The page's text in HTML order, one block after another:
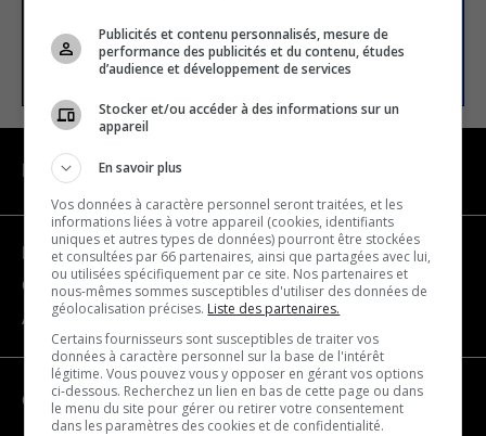
SUBSCRIBE
NAVIGATION
Become a partner
Contact us
About us
CATEGORIES
Publicités et contenu personnalisés, mesure de
performance des publicités et du contenu, études
d’audience et développement de services
Stocker et/ou accéder à des informations sur un
appareil
En savoir plus
Vos données à caractère personnel seront traitées, et les
informations liées à votre appareil (cookies, identifiants
uniques et autres types de données) pourront être stockées
et consultées par 66 partenaires, ainsi que partagées avec lui,
ou utilisées spécifiquement par ce site. Nos partenaires et
nous-mêmes sommes susceptibles d'utiliser des données de
géolocalisation précises. Liste des partenaires.
Certains fournisseurs sont susceptibles de traiter vos
données à caractère personnel sur la base de l'intérêt
légitime. Vous pouvez vous y opposer en gérant vos options
ci-dessous. Recherchez un lien en bas de cette page ou dans
le menu du site pour gérer ou retirer votre consentement
dans les paramètres des cookies et de confidentialité.